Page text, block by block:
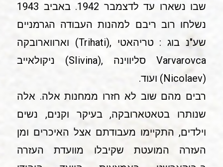
שבו נשארו עד לדצמבר 1942. באביב 1943
נשלחו רוב ריבם למהנות העבודה הגרמניים
שע"נ בוג : טריהאטי ,(Trihati) וארווארובקה
Varvarovca סליווינה ,(SIivina) ניקולאייב
(Nicolaev) ועוד.
רבים מהם שוב לא חזרו ממחנות אלה. אלה
שנותרו בטאטארובקה, בעיקר וקנים, נשים
וילדים, התקיימו מעבודתם אצל האיכרים ומן
העזרה המועטת שקיבלו מוועדת העזרה